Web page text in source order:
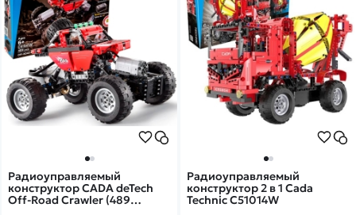
Радиоуправляемый
конструктор 2 в 1 Cada
Technic C51014W
Радиоуправляемый
конструктор CADA deTech
Off-Road Crawler (489